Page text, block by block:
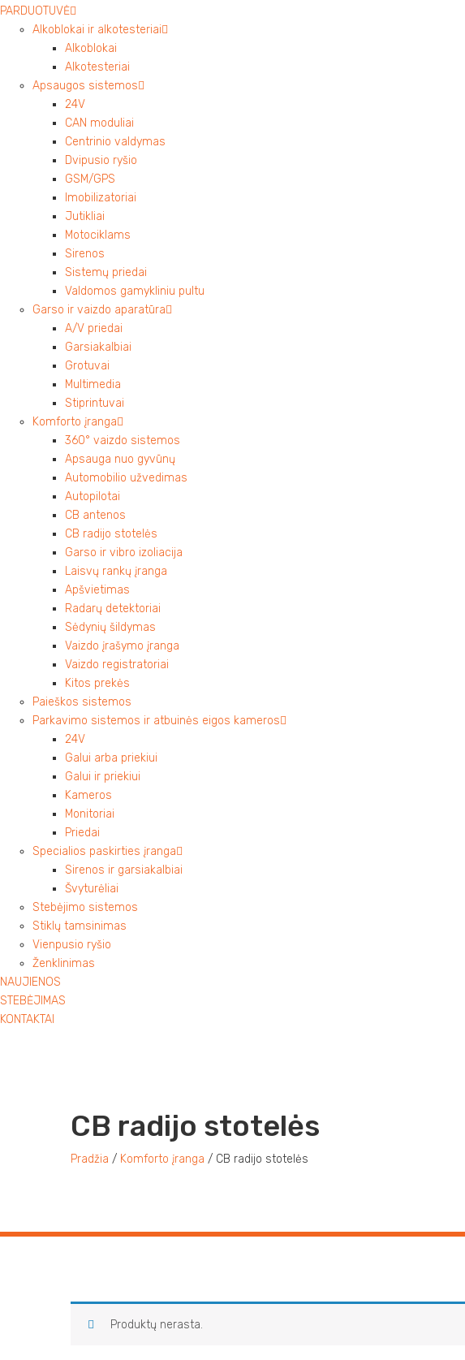
PARDUOTUVĖ
Alkoblokai ir alkotesteriai
Alkoblokai
Alkotesteriai
Apsaugos sistemos
24V
CAN moduliai
Centrinio valdymas
Dvipusio ryšio
GSM/GPS
Imobilizatoriai
Jutikliai
Motociklams
Sirenos
Sistemų priedai
Valdomos gamykliniu pultu
Garso ir vaizdo aparatūra
A/V priedai
Garsiakalbiai
Grotuvai
Multimedia
Stiprintuvai
Komforto įranga
360° vaizdo sistemos
Apsauga nuo gyvūnų
Automobilio užvedimas
Autopilotai
CB antenos
CB radijo stotelės
Garso ir vibro izoliacija
Laisvų rankų įranga
Apšvietimas
Radarų detektoriai
Sėdynių šildymas
Vaizdo įrašymo įranga
Vaizdo registratoriai
Kitos prekės
Paieškos sistemos
Parkavimo sistemos ir atbuinės eigos kameros
24V
Galui arba priekiui
Galui ir priekiui
Kameros
Monitoriai
Priedai
Specialios paskirties įranga
Sirenos ir garsiakalbiai
Švyturėliai
Stebėjimo sistemos
Stiklų tamsinimas
Vienpusio ryšio
Ženklinimas
NAUJIENOS
STEBĖJIMAS
KONTAKTAI
CB radijo stotelės
Pradžia / Komforto įranga / CB radijo stotelės
Produktų nerasta.